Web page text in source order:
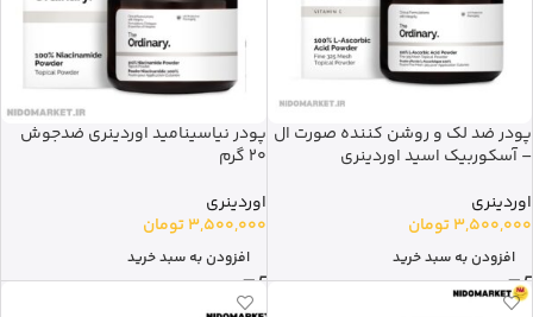
پودر ضد لک و روشن کننده صورت ال
– آسکوربیک اسید اوردینری
اوردینری
3,500,000تومان
افزودن به سبد خرید
پودر نیاسینامید اوردینری ضدجوش
20 گرم
اوردینری
3,500,000 تومان
افزودن به سبد خرید